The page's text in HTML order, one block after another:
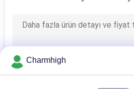
Küçük SMT
Makinesi
Charmhigh